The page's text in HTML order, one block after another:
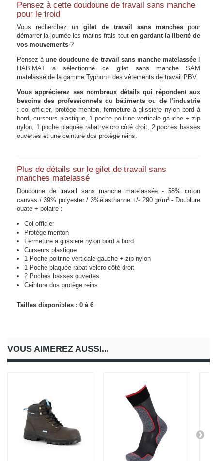
Pensez à cette doudoune de travail sans manche
pour le froid
Vous recherchez ungilet de travail sans manchespour
démarrer la journée les matins frais tout en gardant la liberté de
vos mouvements ?
Pensez àune doudoune de travail sans manche matelassée!
HABIMAT a sélectionné ce gilet sans manche SAM
matelassé de la gamme Typhon+ des vêtements de travail PBV.
Vous apprécierez ses nombreux détails qui répondent aux
besoins des professionnels du bâtiments ou de l’industrie
: col officier, protège menton, fermeture à glissière nylon bord à
bord, curseurs plastique, 1 poche poitrine verticale gauche + zip
nylon, 1 poche plaquée rabat velcro côté droit, 2 poches basses
ouvertes et une ceinture dos protège reins.
Plus de détails sur le gilet de travail sans
manches matelassé
Doudoune de travail sans manche matelassée - 58% coton
canvas / 39% polyester / 3%élasthanne +/- 290 gr/m² - Doublure
ouate + polaire :
Col officier
Protège menton
Fermeture à glissière nylon bord à bord
Curseurs plastique
1 Poche poitrine verticale gauche + zip nylon
1 Poche plaquée rabat velcro côté droit
2 Poches basses ouvertes
Ceinture dos protège reins
Tailles disponibles : 0 à 6
VOUS AIMEREZ AUSSI...